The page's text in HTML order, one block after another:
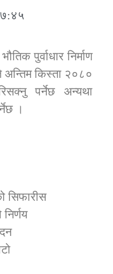
सुचना सन्देश
जुम्लाकाे सुचना
पुर्वाधार निर्माण
अन्तिम किस्ता २०८०
पर्नेछ अन्यथा
।
सिफारीस